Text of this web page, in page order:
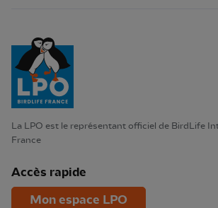
La LPO est le représentant officiel de BirdLife
France
Accès rapide
Mon espace LPO